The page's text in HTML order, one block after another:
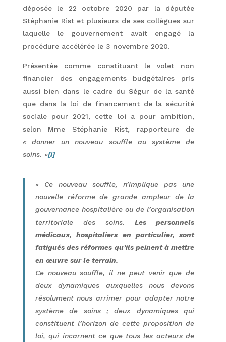
déposée le 22 octobre 2020 par la députée
Stéphanie Rist et plusieurs de ses collègues sur
laquelle le gouvernement avait engagé la
procédure accélérée le 3 novembre 2020.
Présentée comme constituant le volet non
financier des engagements budgétaires pris
aussi bien dans le cadre du Ségur de la santé
que dans la loi de financement de la sécurité
sociale pour 2021, cette loi a pour ambition,
selon Mme Stéphanie Rist, rapporteure de
« donner un nouveau souffle au système de
soins. »[i]
« Ce nouveau souffle, n’implique pas une
nouvelle réforme de grande ampleur de la
gouvernance hospitalière ou de l’organisation
territoriale des soins.Les personnels
médicaux, hospitaliers en particulier, sont
fatigués des réformes qu’ils peinent à mettre
en œuvre sur le terrain.
Ce nouveau souffle, il ne peut venir que de
deux dynamiques auxquelles nous devons
résolument nous arrimer pour adapter notre
système de soins ; deux dynamiques qui
constituent l’horizon de cette proposition de
loi, qui incarnent ce que tous les acteurs de